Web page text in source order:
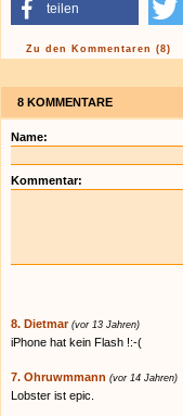
teilen
Zu den Kommentaren (8)
8 KOMMENTARE
Name:
Kommentar:
8. Dietmar (vor 13 Jahren)
iPhone hat kein Flash !:-(
7. Ohruwmmann (vor 14 Jahren)
Lobster ist epic.